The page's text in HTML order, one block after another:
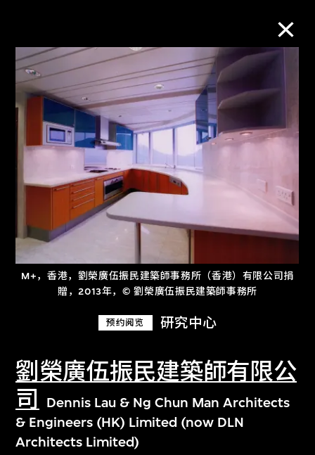
M+，香港，劉榮廣伍振民建築師事務所（香港）有限公司捐
贈，2013年，© 劉榮廣伍振民建築師事務所
预约阅览 研究中心
劉榮廣伍振民建築師有限公
司
Dennis Lau & Ng Chun Man Architects
& Engineers (HK) Limited (now DLN
Architects Limited)
M+藏品
进一步筛选 搜索
关于M+藏品
探索世界顶级的二十及二十一世纪视觉
文化藏品。